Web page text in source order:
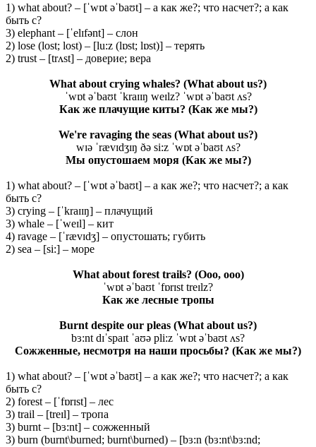
1) what about? – [ˈwɒt əˈbaʊt] – а как же?; что насчет?; а как
быть с?
3) elephant – [ˈelɪfənt] – слон
2) lose (lost; lost) – [lu:z (lɒst; lɒst)] – терять
2) trust – [trʌst] – доверие; вера
What about crying whales? (What about us?)
ˈwɒt əˈbaʊt ˈkraɪɪŋ weɪlz? ˈwɒt əˈbaʊt ʌs?
Как же плачущие киты? (Какжемы?)
We're ravaging the seas (What about us?)
wɪə ˈrævɪdʒɪŋ ðə si:z ˈwɒt əˈbaʊt ʌs?
Мы опустошаем моря (Как же мы?)
1) what about? – [ˈwɒt əˈbaʊt] – а как же?; что насчет?; а как
быть с?
3) crying – [ˈkraɪɪŋ] – плачущий
3) whale – [ˈweɪl] – кит
4) ravage – [ˈrævɪdʒ] – опустошать; губить
2) sea – [si:] – море
What about forest trails? (Ooo, ooo)
ˈwɒt əˈbaʊt ˈfɒrɪst treɪlz?
Как же лесные тропы
Burnt despite our pleas (What about us?)
bɜ:nt dɪˈspaɪt ˈaʊə pli:z ˈwɒt əˈbaʊt ʌs?
Сожженные, несмотря на наши просьбы? (Как же мы?)
1) what about? – [ˈwɒt əˈbaʊt] – а как же?; что насчет?; а как
быть с?
2) forest – [ˈfɒrɪst] – лес
3) trail – [treɪl] – тропа
3) burnt – [bɜ:nt] – сожженный
3) burn (burnt\burned; burnt\burned) – [bɜ:n (bɜ:nt\bɜ:nd;